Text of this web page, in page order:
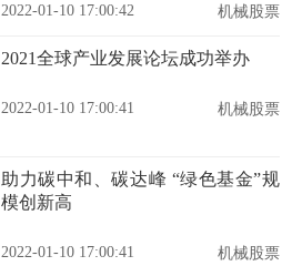
2022-01-10 17:00:42 机械股票
2021全球产业发展论坛成功举办
2022-01-10 17:00:41 机械股票
助力碳中和、碳达峰 “绿色基金”规
模创新高
2022-01-10 17:00:41 机械股票